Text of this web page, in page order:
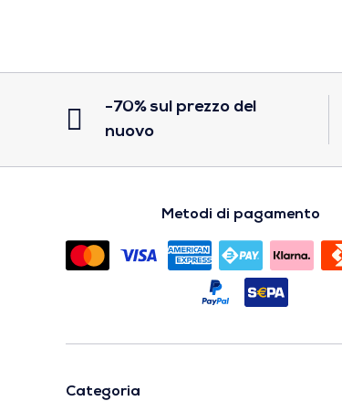
-70% sul prezzo del
nuovo
Metodi di pagamento
Categoria